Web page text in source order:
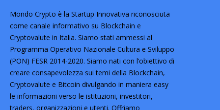
Mondo Crypto è la Startup Innovativa riconosciuta
come canale informativo su Blockchain e
Cryptovalute in Italia. Siamo stati ammessi al
Programma Operativo Nazionale Cultura e Sviluppo
(PON) FESR 2014-2020. Siamo nati con l’obiettivo di
creare consapevolezza sui temi della Blockchain,
Cryptovalute e Bitcoin divulgando in maniera easy
le informazioni verso le istituzioni, investitori,
traders, organizzazioni e utenti. Offriamo